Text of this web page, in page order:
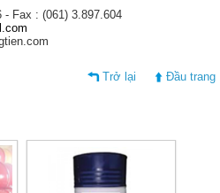
- Fax : (061) 3.897.604
Trở lại Đầu trang